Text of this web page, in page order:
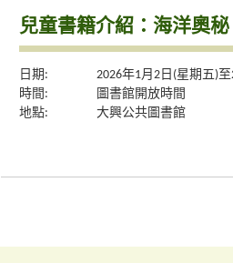
兒童書籍介紹：海洋奧秘
日期:
2026年1月2日(星期五)
時間:
圖書館開放時間
地點:
大興公共圖書館